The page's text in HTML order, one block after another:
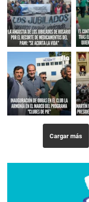
Cargar más